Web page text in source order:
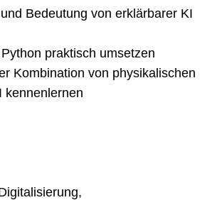
Bedeutung von erklärbarer KI
praktisch umsetzen
Kombination von physikalischen
kennenlernen